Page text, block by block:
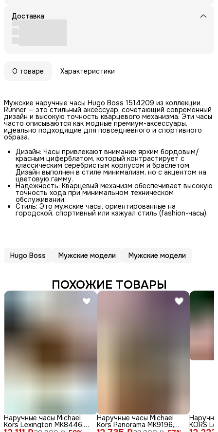
Доставка
О товаре Характеристики
Мужские наручные часы Hugo Boss 1514209 из коллекции
Runner — это стильный аксессуар, сочетающий современный
дизайн и высокую точность кварцевого механизма. Эти часы
часто описываются как модные премиум-аксессуары,
идеально подходящие для повседневного и спортивного
образа.
Дизайн: Часы привлекают внимание ярким бордовым/
красным циферблатом, который контрастирует с
классическим серебристым корпусом и браслетом.
Дизайн выполнен в стиле минимализм, но с акцентом на
цветовую гамму.
Надежность: Кварцевый механизм обеспечивает высокую
точность хода при минимальном техническом
обслуживании.
Стиль: Это мужские часы, ориентированные на
городской, спортивный или кэжуал стиль (fashion-часы).
Hugo Boss Мужские модели Мужские модели
ПОХОЖИЕ ТОВАРЫ
Наручные часы Michael
Kors Lexington MK8446,
Наручные часы Michael
Kors Panorama MK9196, KORS